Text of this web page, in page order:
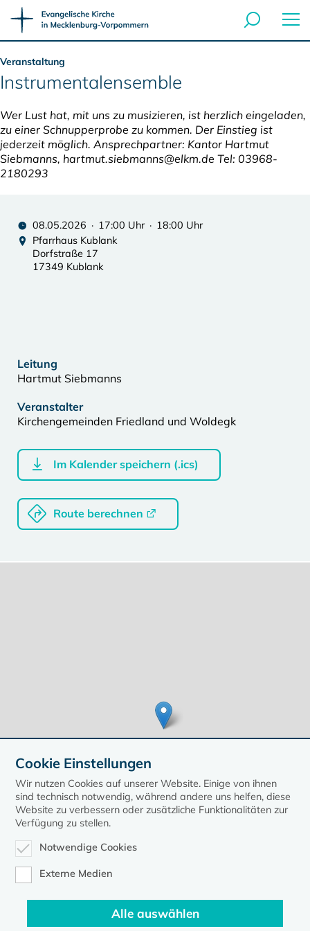
Veranstaltung
Instrumentalensemble
Wer Lust hat, mit uns zu musizieren, ist herzlich eingeladen,
zu einer Schnupperprobe zu kommen. Der Einstieg ist
jederzeit möglich. Ansprechpartner: Kantor Hartmut
Siebmanns, hartmut.siebmanns@elkm.de Tel: 03968-
2180293
08.05.2026 · 17:00 Uhr · 18:00 Uhr
Pfarrhaus Kublank
Dorfstraße 17
17349 Kublank
Leitung
Hartmut Siebmanns
Veranstalter
Kirchengemeinden Friedland und Woldegk
Im Kalender speichern (.ics)
Route berechnen
zurück zur Übersicht der Veranstaltungen
Cookie Einstellungen
Wir nutzen Cookies auf unserer Website. Einige von ihnen
sind technisch notwendig, während andere uns helfen, diese
Website zu verbessern oder zusätzliche Funktionalitäten zur
Verfügung zu stellen.
Notwendige Cookies
Externe Medien
Alle auswählen